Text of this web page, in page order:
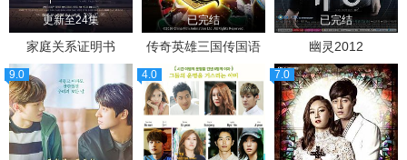
更新至24集
家庭关系证明书
已完结
传奇英雄三国传国语
已完结
幽灵2012
9.0 4.0 7.0